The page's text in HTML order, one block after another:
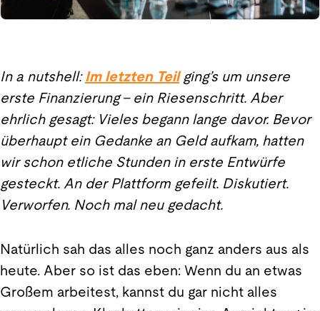
In a nutshell: Im letzten Teil ging’s um unsere
erste Finanzierung – ein Riesenschritt. Aber
ehrlich gesagt: Vieles begann lange davor. Bevor
überhaupt ein Gedanke an Geld aufkam, hatten
wir schon etliche Stunden in erste Entwürfe
gesteckt. An der Plattform gefeilt. Diskutiert.
Verworfen. Noch mal neu gedacht.
Natürlich sah das alles noch ganz anders aus als
heute. Aber so ist das eben: Wenn du an etwas
Großem arbeitest, kannst du gar nicht alles